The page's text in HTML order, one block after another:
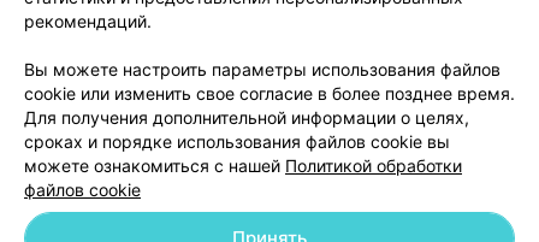
Записаться онлайн
SMAS-лифтинг
внутренней поверхности
плеча (2 зоны)
стоимость указана со
скидкой 40%, процедура
Liftera-A
SMAS-лифтинг коленей
стоимость указана со
скидкой 40%, процедура
проводится на аппарате
Liftera-A
Обработка персональных данных
рекомендаций.
Вы можете настроить параметры использования файлов
cookie или изменить свое согласие в более позднее время.
Для получения дополнительной информации о целях,
сроках и порядке использования файлов cookie вы
можете ознакомиться с нашей Политикой обработки
файлов cookie